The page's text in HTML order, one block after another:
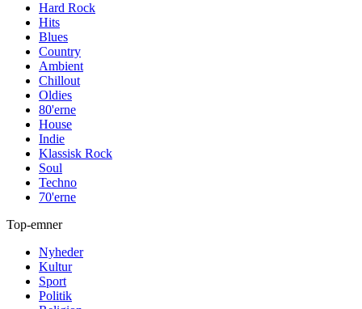
Hard Rock
Hits
Blues
Country
Ambient
Chillout
Oldies
80'erne
House
Indie
Klassisk Rock
Soul
Techno
70'erne
Top-emner
Nyheder
Kultur
Sport
Politik